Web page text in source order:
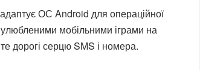
ОС Android для операційної
мобільними іграми на
дорогі серцю SMS і номера.